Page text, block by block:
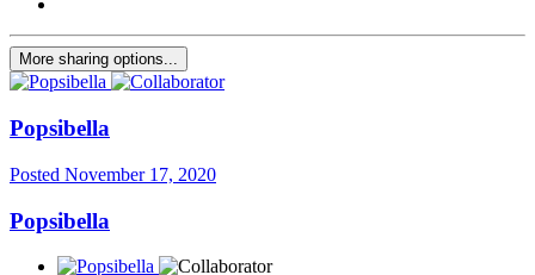
More sharing options...
Popsibella
Posted November 17, 2020
Popsibella